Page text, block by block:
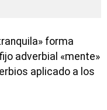
forma
adverbial «mente»
aplicado a los